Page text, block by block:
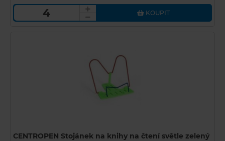
KOUPIT
CENTROPEN Stojánek na knihy na čtení světle zelený